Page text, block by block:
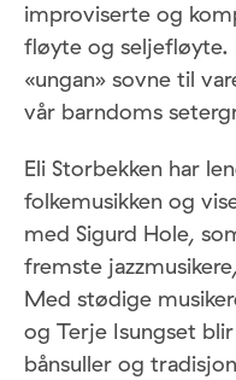
improviserte og
fløyte og seljefløyte.
«ungan» sovne til
vår barndoms
Eli Storbekken har
folkemusikken og
med Sigurd Hole,
fremste
Med stødige
og Terje Isungset
bånsuller og